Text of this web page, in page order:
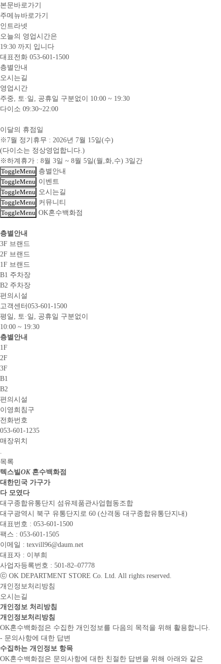
본문바로가기
주메뉴바로가기
인트라넷
오늘의 영업시간은
19:30 까지 입니다
대표전화 053-601-1500
층별안내
오시는길
영업시간
주중, 토·일, 공휴일 구분없이 10:00 ~ 19:30
다이소 09:30~22:00
이달의 휴점일
※7월 정기휴무 : 2026년 7월 15일(수)
(다이소는 정상영업합니다.)
※하계휴가 : 8월 3일 ~ 8월 5일(월,화,수) 3일간
ToggleMenu 층별안내
ToggleMenu 이벤트
ToggleMenu 오시는길
ToggleMenu 커뮤니티
ToggleMenu OK혼수백화점
층별안내
3F 브랜드
2F 브랜드
1F 브랜드
B1 주차장
B2 주차장
편의시설
고객센터 053-601-1500
평일, 토·일, 공휴일 구분없이
10:00 ~ 19:30
층별안내
1F
2F
3F
B1
B2
편의시설
이영희침구
전화번호
053-601-1235
매장위치
.
목록
텍스빌 OK혼수백화점
대한민국 가구가
다 모였다
대구종합유통단지 섬유제품관사업협동조합
대구광역시 북구 유통단지로 60 (산격동 대구종합유통단지내)
대표번호 : 053-601-1500
팩스 : 053-601-1505
이메일 : texvill96@daum.net
대표자 : 이부희
사업자등록번호 : 501-82–07778
ⓒ OK DEPARTMENT STORE Co. Ltd. All rights reserved.
개인정보처리방침
오시는길
개인정보 처리방침
개인정보처리방침
OK혼수백화점은 수집한 개인정보를 다음의 목적을 위해 활용합니다.
- 문의사항에 대한 답변
수집하는 개인정보 항목
OK혼수백화점은 문의사항에 대한 친절한 답변을 위해 아래와 같은